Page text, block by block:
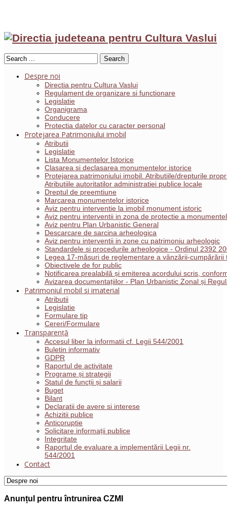
Search
Despre noi
Directia pentru Cultura Vaslui
Regulament de organizare si functionare
Legislatie
Organigrama
Conducere
Protectia datelor cu caracter personal
Protejarea Patrimoniului imobil
Atributii
Legislatie
Lista Monumentelor Istorice
Clasarea si declasarea monumentelor istorice
Protejarea patrimoniului imobil. Atributiile/drepturile
Atributiile autoritatilor administratiei publice locale
Dreptul de preemtiune
Marcarea monumentelor istorice
Aviz pentru interventie la imobil monument istoric
Aviz pentru interventii in zona de protectie a
Aviz pentru Plan Urbanistic General
Descarcare de sarcina arheologica
Aviz pentru interventii in zone cu patrimoniu arheologic
Standardele si procedurile arheologice - Ordinul 2392
Legea 17-măsuri de reglementare a vânzării-cumpărării
Obiectivele de for public
Notificarea prealabilă și emiterea acordului scris,
Avizarea documentațiilor - Plan Urbanistic Zonal și
Patrimoniul mobil si imaterial
Atributii
Legislatie
Formulare tip
Cereri/Formulare
Transparență
Accesul liber la informatii cf. Legii 544/2001
Buletin informativ
GDPR
Raportul de activitate
Programe și strategii
Statul de funcții și salarii
Buget
Bilant
Declaratii de avere si interese
Achizitii publice
Anticoruptie
Solicitare informații publice
Integritate
Raportul de evaluare a implementării Legii nr.
544/2001
Contact
Anunțul pentru întrunirea CZMI